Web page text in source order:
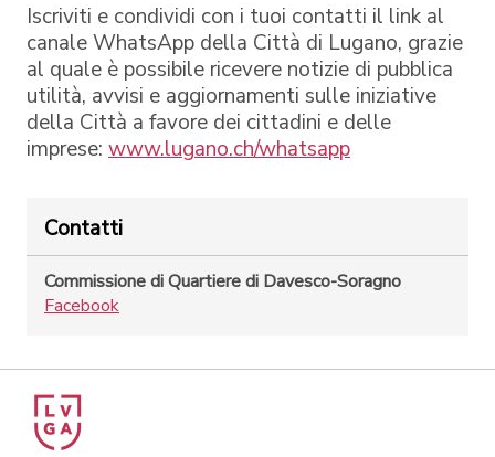
Iscriviti e condividi con i tuoi contatti il link al
canale WhatsApp della Città di Lugano, grazie
al quale è possibile ricevere notizie di pubblica
utilità, avvisi e aggiornamenti sulle iniziative
della Città a favore dei cittadini e delle
imprese: www.lugano.ch/whatsapp
Contatti
Commissione di Quartiere di Davesco-Soragno
Facebook